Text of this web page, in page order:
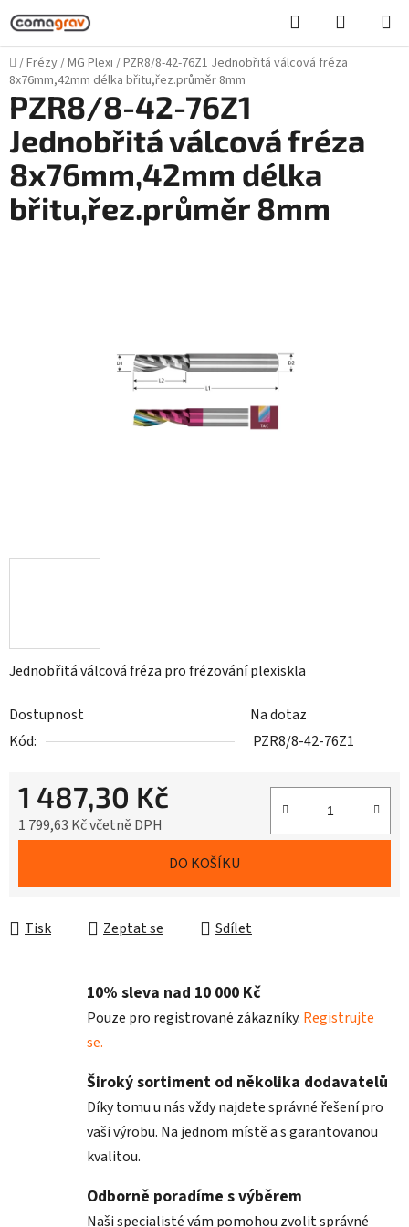
Přejít
na
obsah
Hledat
KOŠÍK
Domů
/Frézy/MG Plexi/PZR8/8-42-76Z1 Jednobřitá válcová fréza
8x76mm,42mm délka břitu,řez.průměr 8mm
Jednobřitá válcová fréza pro frézování plexiskla
Dostupnost
Na dotaz
Kód:
PZR8/8-42-76Z1
1 487,30 Kč
1 799,63 Kč včetně DPH
DO KOŠÍKU
Tisk Zeptat se Sdílet
PZR8/8-42-76Z1
Jednobřitá válcová fréza
8x76mm,42mm délka
břitu,řez.průměr 8mm
10% sleva nad 10 000 Kč
Pouze pro registrované zákazníky. Registrujte
se.
Široký sortiment od několika dodavatelů
Díky tomu u nás vždy najdete správné řešení pro
vaši výrobu. Na jednom místě a s garantovanou
kvalitou.
Odborně poradíme s výběrem
Naši specialisté vám pomohou zvolit správné